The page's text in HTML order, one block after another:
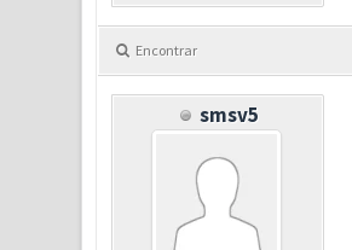
Encontrar
smsv5